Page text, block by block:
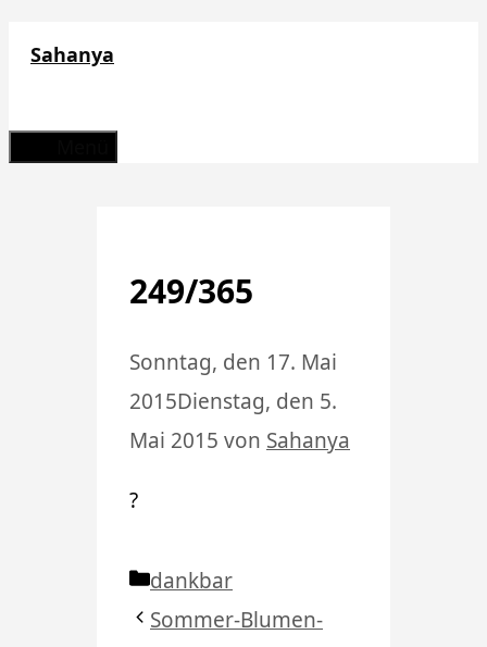
Sahanya
249/365
Sonntag, den 17. Mai
2015Dienstag, den 5.
Mai 2015 von Sahanya
?
Kategorien
dankbar
Sommer-Blumen-